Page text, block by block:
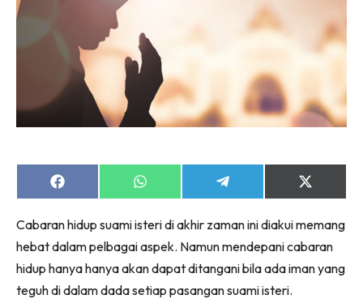
Share
on
Share
on
Share
on
Share
on
(Twitter)
Cabaran hidup suami isteri di akhir zaman ini diakui memang
hebat dalam pelbagai aspek. Namun mendepani cabaran
hidup hanya hanya akan dapat ditangani bila ada iman yang
teguh di dalam dada setiap pasangan suami isteri.